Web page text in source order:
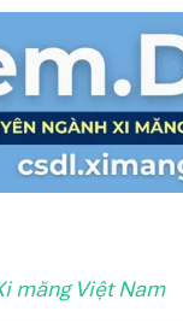
măng Việt Nam